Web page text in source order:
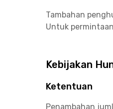
Tambahan
Untuk
Kebijakan
Ketentuan
Penambahan